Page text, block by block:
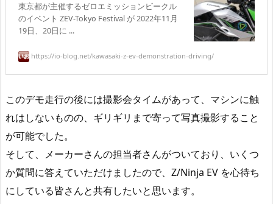
東京都が主催するゼロエミッションビークル
のイベント ZEV-Tokyo Festival が 2022年11月
19日、20日に ...
https://io-blog.net/kawasaki-z-ev-demonstration-driving/
このデモ走行の後には撮影会タイムがあって、マシンに触
れはしないものの、ギリギリまで寄って写真撮影すること
が可能でした。
そして、メーカーさんの担当者さんがついており、いくつ
か質問に答えていただけましたので、Z/Ninja EV を心待ち
にしている皆さんと共有したいと思います。